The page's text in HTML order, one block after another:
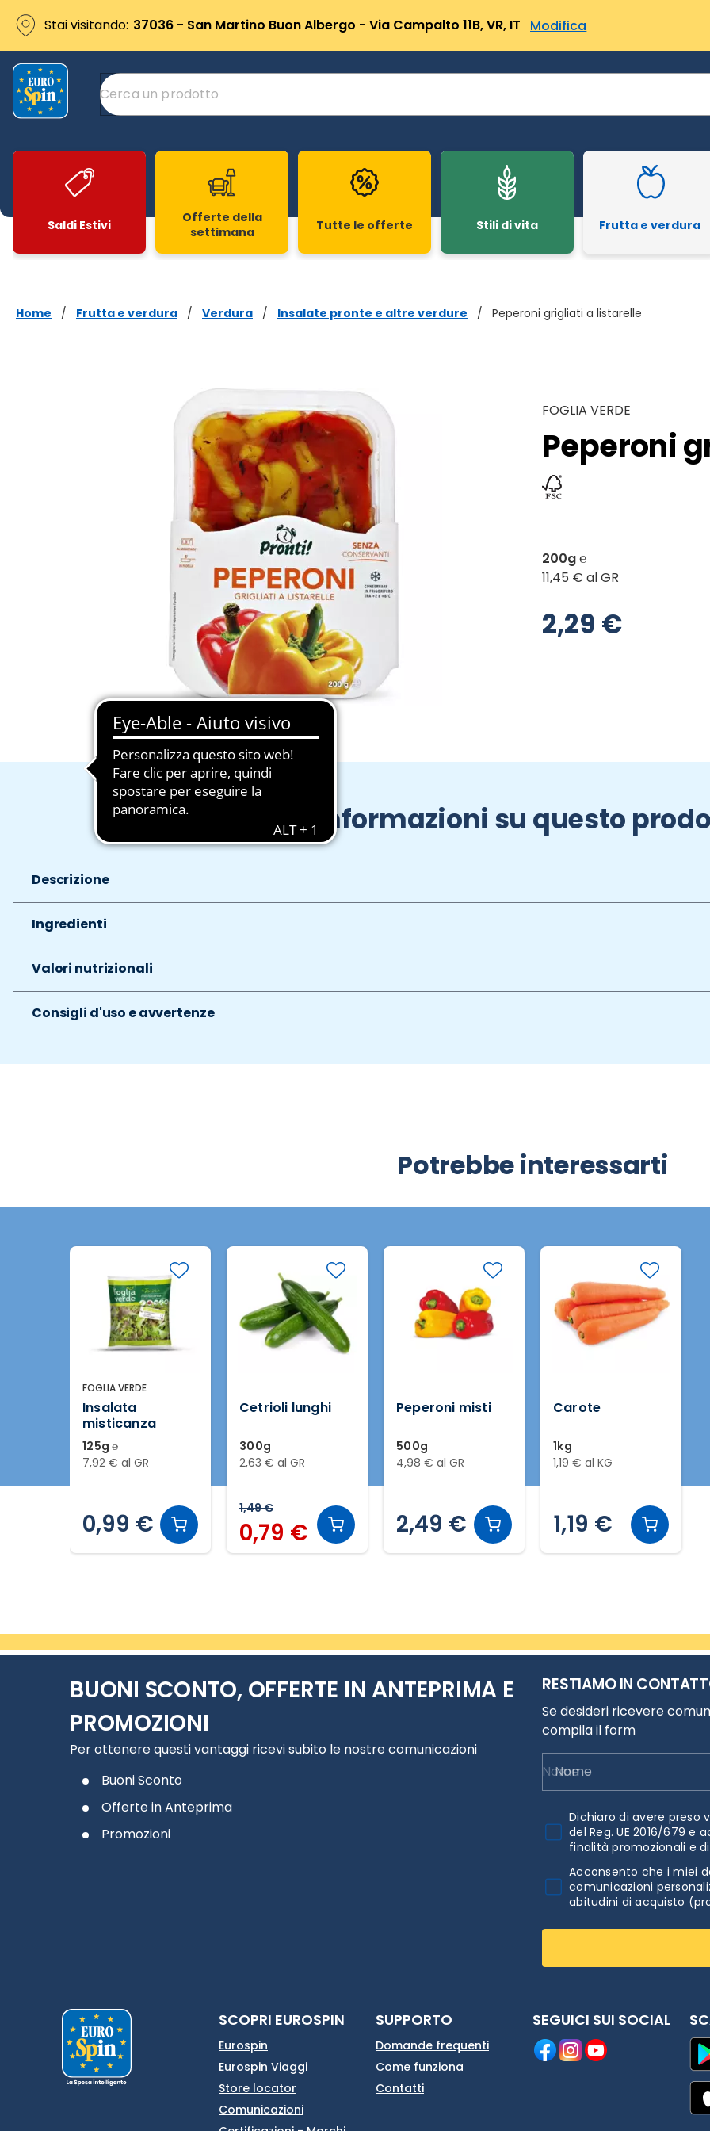
Stai visitando: 37036 - San Martino Buon Albergo - Via Campalto 11B, VR, IT Modifica
Saldi Estivi
Offerte della
settimana
Tutte le offerte Stili di vita Frutta e verdura
Home / Frutta e verdura / Verdura / Insalate pronte e altre verdure / Peperoni grigliati a listarelle
FOGLIA VERDE
Peperoni
200g ℮
11,45 € al GR
2,29 €
Informazioni su questo
Descrizione
Ingredienti
Valori nutrizionali
Consigli d'uso e avvertenze
Potrebbe interessarti
FOGLIA VERDE
Insalata
misticanza
125g ℮
7,92 € al GR
0,99 €
Cetrioli lunghi
300g
2,63 € al GR
1,49 €
0,79 €
Peperoni misti
500g
4,98 € al GR
2,49 €
Carote
1kg
1,19 € al KG
1,19 €
BUONI SCONTO, OFFERTE IN ANTEPRIMA E
PROMOZIONI
Per ottenere questi vantaggi ricevi subito le nostre comunicazioni
Buoni Sconto
Offerte in Anteprima
Promozioni
RESTIAMO IN
Se desideri ricevere
compila il form
Nome
Dichiaro di avere preso
del Reg. UE 2016/679
finalità promozionali e
Acconsento che i miei
comunicazioni
abitudini di acquisto
SCOPRI EUROSPIN
Eurospin
Eurospin Viaggi
Store locator
Comunicazioni
SUPPORTO
Domande frequenti
Come funziona
Contatti
SEGUICI SUI SOCIAL